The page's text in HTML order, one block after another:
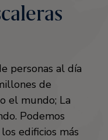
personas al día
de
el mundo; La
Podemos
edificios más